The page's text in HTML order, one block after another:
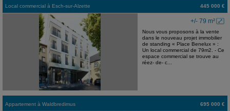
Local commercial à Esch-sur-Alzette 445 000 €
+/- 79 m²
Nous vous proposons à la vente
dans le nouveau projet immobilier
de standing « Place Benelux » :
Un local commercial de 79m2. - Ce
espace commercial se trouve au
réez- de- c...
Appartement à Waldbredimus 695 000 €